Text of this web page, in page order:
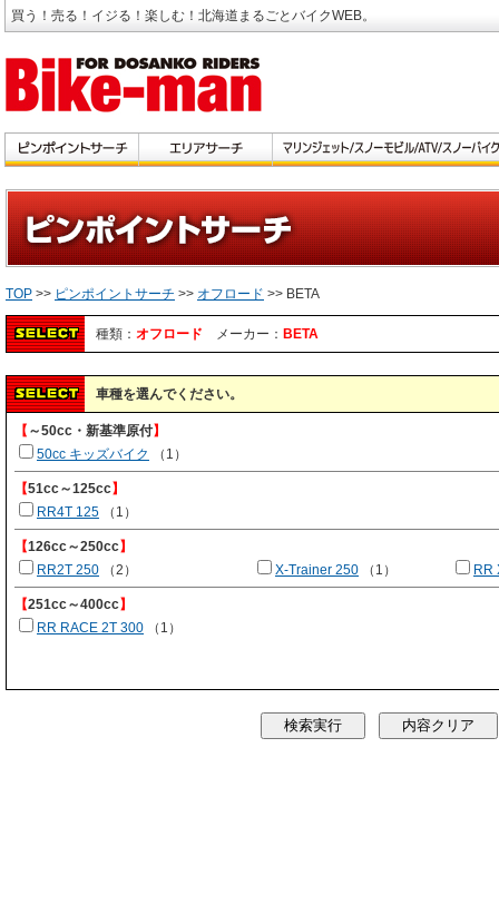
買う！売る！イジる！楽しむ！北海道まるごとバイクWEB。
TOP >> ピンポイントサーチ >> オフロード >> BETA
種類： オフロード メーカー： BETA
車種を選んでください。
【 ～50cc・新基準原付】
50cc キッズバイク
（1）
【51cc～125cc】
RR4T 125 （1）
【126cc～250cc】
RR2T 250 （2） X-Trainer 250 （1） RR
【251cc～400cc】
RR RACE 2T 300 （1）